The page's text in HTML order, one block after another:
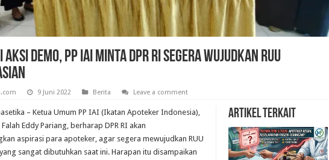
Aksi Demo, PP IAI Minta DPR RI Segera Wujudkan RUU
9 Juni 2022 Berita Leave a comment
Artikel Terkait
– Ketua Umum PP IAI (Ikatan Apoteker Indonesia),
Eddy Pariang, berharap DPR RI akan
aspirasi para apoteker, agar segera mewujudkan RUU
sangat dibutuhkan saat ini. Harapan itu disampaikan